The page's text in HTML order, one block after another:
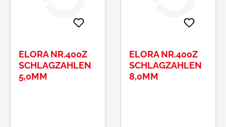
ELORA NR.400Z
SCHLAGZAHLEN
5,0MM
ELORA NR.400Z
SCHLAGZAHLEN
8,0MM